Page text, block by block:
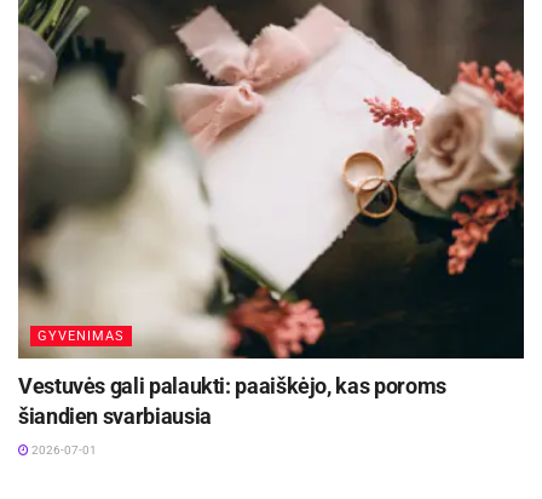
GYVENIMAS
Vestuvės gali palaukti: paaiškėjo, kas poroms
šiandien svarbiausia
2026-07-01